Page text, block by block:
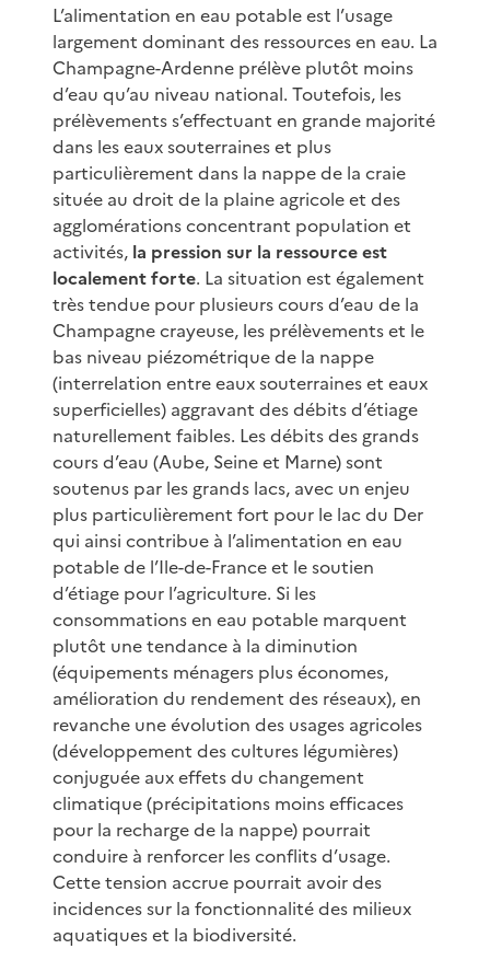
L’alimentation en eau potable est l’usage
largement dominant des ressources en eau. La
Champagne-Ardenne prélève plutôt moins
d’eau qu’au niveau national. Toutefois, les
prélèvements s’effectuant en grande majorité
dans les eaux souterraines et plus
particulièrement dans la nappe de la craie
située au droit de la plaine agricole et des
agglomérations concentrant population et
activités, la pression sur la ressource est
localement forte. La situation est également
très tendue pour plusieurs cours d’eau de la
Champagne crayeuse, les prélèvements et le
bas niveau piézométrique de la nappe
(interrelation entre eaux souterraines et eaux
superficielles) aggravant des débits d’étiage
naturellement faibles. Les débits des grands
cours d’eau (Aube, Seine et Marne) sont
soutenus par les grands lacs, avec un enjeu
plus particulièrement fort pour le lac du Der
qui ainsi contribue à l’alimentation en eau
potable de l’Ile-de-France et le soutien
d’étiage pour l’agriculture. Si les
consommations en eau potable marquent
plutôt une tendance à la diminution
(équipements ménagers plus économes,
amélioration du rendement des réseaux), en
revanche une évolution des usages agricoles
(développement des cultures légumières)
conjuguée aux effets du changement
climatique (précipitations moins efficaces
pour la recharge de la nappe) pourrait
conduire à renforcer les conflits d’usage.
Cette tension accrue pourrait avoir des
incidences sur la fonctionnalité des milieux
aquatiques et la biodiversité.